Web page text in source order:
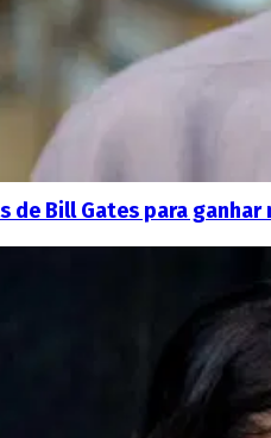
de Bill Gates para